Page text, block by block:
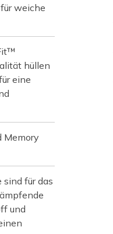
weiche
hüllen
eine
Memory
sind für das
und